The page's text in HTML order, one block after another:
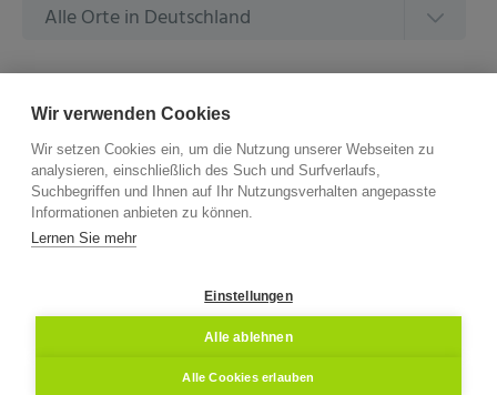
Alle Orte in Deutschland
Alle Amtsgerichte in Deutschland
©2026 –ZVG Termine.Alle Rechte Vorbehalten.
Wir verwenden Cookies
Wir setzen Cookies ein, um die Nutzung unserer Webseiten zu
analysieren, einschließlich des Such und Surfverlaufs,
Suchbegriffen und Ihnen auf Ihr Nutzungsverhalten angepasste
Informationen anbieten zu können.
Lernen Sie mehr
Einstellungen
Alle ablehnen
Alle Cookies erlauben